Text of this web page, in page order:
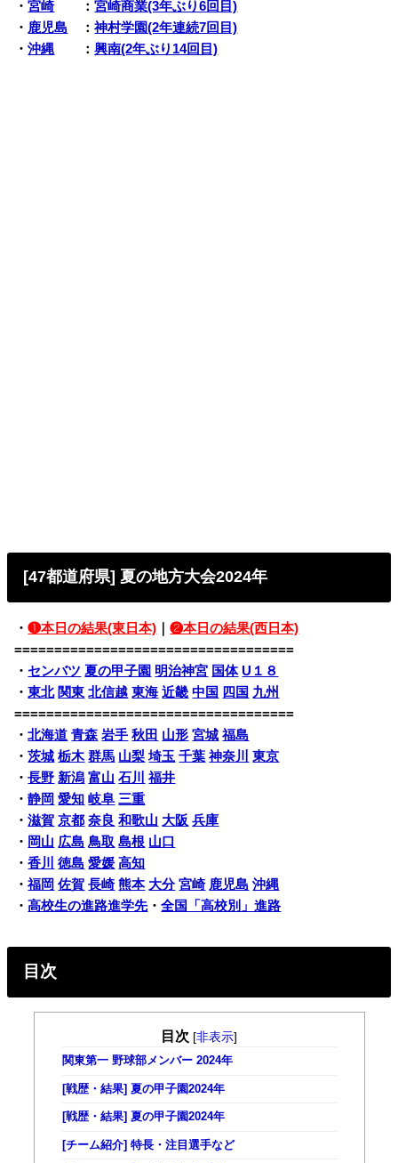
・宮崎：宮崎商業(3年ぶり6回目)
・ 鹿児島 ：神村学園(2年連続7回目)
・沖縄 ：興南(2年ぶり14回目)
[47都道府県] 夏の地方大会2024年
・❶本日の結果(東日本) ｜❷本日の結果(西日本)
===================================
・ センバツ 夏の甲子園 明治神宮 国体 U１８
・東北 関東 北信越 東海 近畿 中国 四国 九州
===================================
・北海道 青森 岩手 秋田 山形 宮城 福島
・茨城 栃木 群馬 山梨 埼玉 千葉 神奈川
東京
・長野 新潟 富山 石川
福井
・静岡 愛知 岐阜 三重
・滋賀 京都 奈良 和歌山 大阪 兵庫
・ 岡山 広島 鳥取 島根 山口
・香川 徳島 愛媛 高知
・福岡 佐賀 長崎 熊本 大分 宮崎 鹿児島 沖縄
・高校生の進路進学先・全国「高校別」進路
目次
目次 [非表示]
関東第一 野球部メンバー 2024年
[戦歴・結果] 夏の甲子園2024年
[戦歴・結果] 夏の甲子園2024年
[チーム紹介] 特長・注目選手など